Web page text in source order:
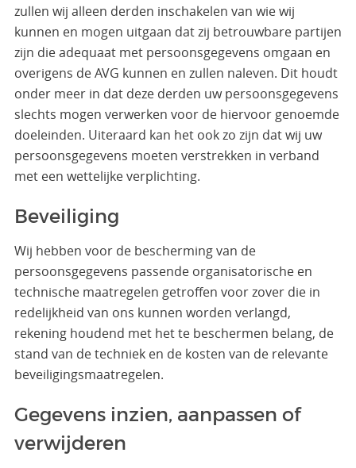
zullen wij alleen derden inschakelen van wie wij
kunnen en mogen uitgaan dat zij betrouwbare partijen
zijn die adequaat met persoonsgegevens omgaan en
overigens de AVG kunnen en zullen naleven. Dit houdt
onder meer in dat deze derden uw persoonsgegevens
slechts mogen verwerken voor de hiervoor genoemde
doeleinden. Uiteraard kan het ook zo zijn dat wij uw
persoonsgegevens moeten verstrekken in verband
met een wettelijke verplichting.
Beveiliging
Wij hebben voor de bescherming van de
persoonsgegevens passende organisatorische en
technische maatregelen getroffen voor zover die in
redelijkheid van ons kunnen worden verlangd,
rekening houdend met het te beschermen belang, de
stand van de techniek en de kosten van de relevante
beveiligingsmaatregelen.
Gegevens inzien, aanpassen of
verwijderen